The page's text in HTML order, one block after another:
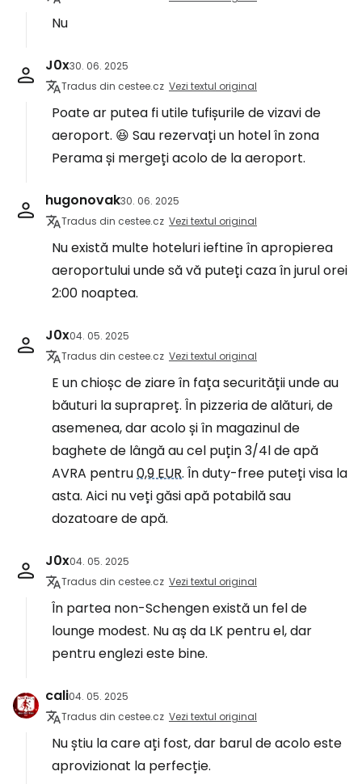
Nu
J0x30. 06. 2025
Tradus din cestee.cz Vezi textul original
Poate ar putea fi utile tufișurile de vizavi de
aeroport. 😆 Sau rezervați un hotel în zona
Perama și mergeți acolo de la aeroport.
hugonovak30. 06. 2025
Tradus din cestee.cz Vezi textul original
Nu există multe hoteluri ieftine în apropierea
aeroportului unde să vă puteți caza în jurul orei
2:00 noaptea.
J0x04. 05. 2025
Tradus din cestee.cz Vezi textul original
E un chioșc de ziare în fața securității unde au
băuturi la suprapreț. În pizzeria de alături, de
asemenea, dar acolo și în magazinul de
baghete de lângă au cel puțin 3/4l de apă
AVRA pentru0,9 EUR. În duty-free puteți visa la
asta. Aici nu veți găsi apă potabilă sau
dozatoare de apă.
J0x04. 05. 2025
Tradus din cestee.cz Vezi textul original
În partea non-Schengen există un fel de
lounge modest. Nu aș da LK pentru el, dar
pentru englezi este bine.
cali04. 05. 2025
Tradus din cestee.cz Vezi textul original
Nu știu la care ați fost, dar barul de acolo este
aprovizionat la perfecție.